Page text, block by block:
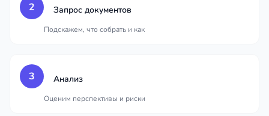
2 Запрос документов
Подскажем, что собрать и как
3 Анализ
Оценим перспективы и риски